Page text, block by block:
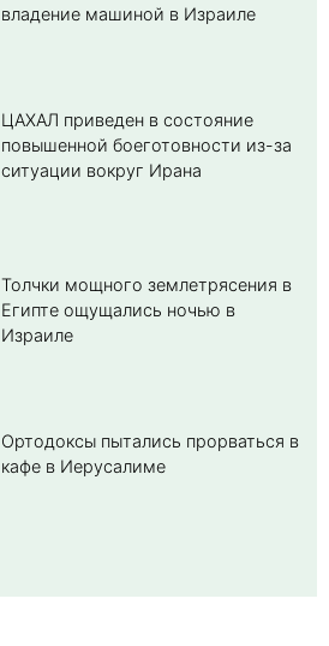
владение машиной в Израиле
ЦАХАЛ приведен в состояние
повышенной боеготовности из-за
ситуации вокруг Ирана
Толчки мощного землетрясения в
Египте ощущались ночью в
Израиле
Ортодоксы пытались прорваться в
кафе в Иерусалиме